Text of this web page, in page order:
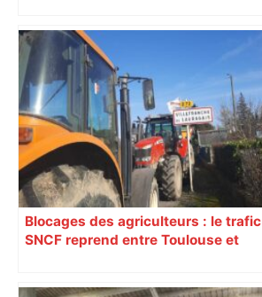
Blocages des agriculteurs : le trafic
SNCF reprend entre Toulouse et